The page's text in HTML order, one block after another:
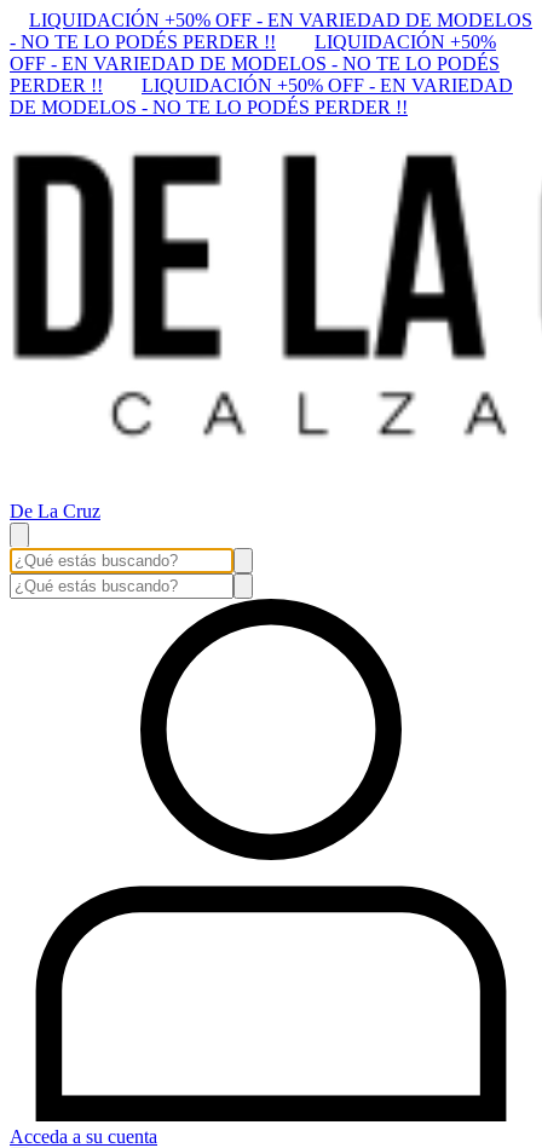
LIQUIDACIÓN +50% OFF - EN VARIEDAD DE MODELOS
- NO TE LO PODÉS PERDER !!
LIQUIDACIÓN +50%
OFF - EN VARIEDAD DE MODELOS - NO TE LO PODÉS
PERDER !!
LIQUIDACIÓN +50% OFF - EN VARIEDAD
DE MODELOS - NO TE LO PODÉS PERDER !!
De La Cruz
Acceda a su cuenta